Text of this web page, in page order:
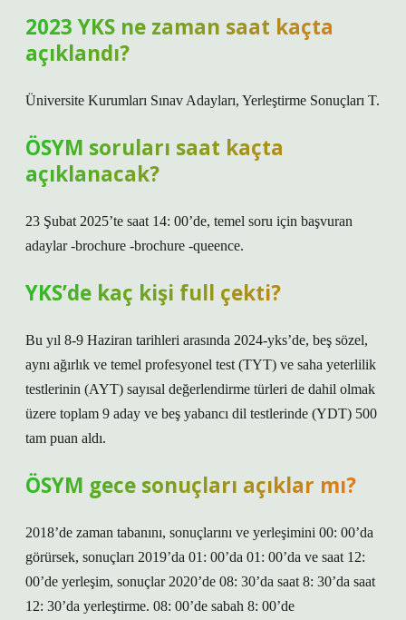
2023 YKS ne zaman saat kaçta
açıklandı?
Üniversite Kurumları Sınav Adayları, Yerleştirme Sonuçları T.
ÖSYM soruları saat kaçta
açıklanacak?
23 Şubat 2025’te saat 14: 00’de, temel soru için başvuran
adaylar -brochure -brochure -queence.
YKS’de kaç kişi full çekti?
Bu yıl 8-9 Haziran tarihleri ​​arasında 2024-yks’de, beş sözel,
aynı ağırlık ve temel profesyonel test (TYT) ve saha yeterlilik
testlerinin (AYT) sayısal değerlendirme türleri de dahil olmak
üzere toplam 9 aday ve beş yabancı dil testlerinde (YDT) 500
tam puan aldı.
ÖSYM gece sonuçları açıklar mı?
2018’de zaman tabanını, sonuçlarını ve yerleşimini 00: 00’da
görürsek, sonuçları 2019’da 01: 00’da 01: 00’da ve saat 12:
00’de yerleşim, sonuçlar 2020’de 08: 30’da saat 8: 30’da saat
12: 30’da yerleştirme. 08: 00’de sabah 8: 00’de